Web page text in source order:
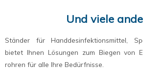
Und viele
Ständer für Handdesinfektionsmittel,
bietet Ihnen Lösungen zum Biegen von
rohren für alle Ihre Bedürfnisse.